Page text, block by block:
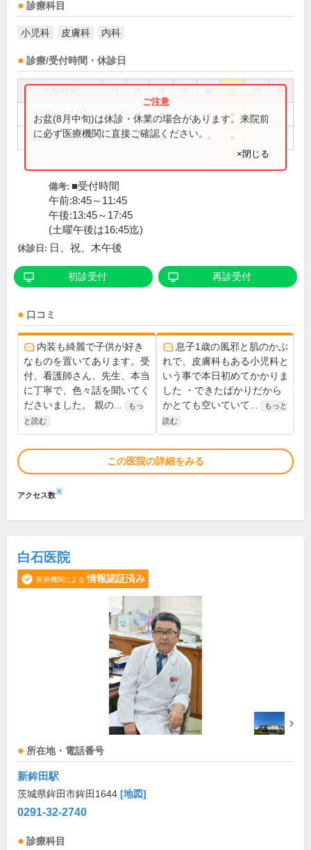
診療科目
小児科 皮膚科 内科
診療/受付時間・休診日
祝
9:00～12:00 ● ● ● ● ●
14:00～18:00 ● ● ●
お盆(8月中旬)は休診・休業の場合があります。来院前
に必ず医療機関に直接ご確認ください。
×閉じる
備考: ■受付時間
午前:8:45～11:45
午後:13:45～17:45
(土曜午後は16:45迄)
休診日: 日、祝、木午後
初診受付 再診受付
口コミ
内装も綺麗で子供が好き
なものを置いてあります。受
付、看護師さん、先生、本当
に丁寧で、色々話を聞いてく
ださいました。 親の...
もっ
と読む
息子1歳の風邪と肌のかぶ
れで、皮膚科もある小児科と
いう事で本日初めてかかりま
した ・できたばかりだから
かとても空いていて...
もっと
読む
この医院の詳細をみる
アクセス数※
白石医院
医療機関による 情報認証済み
所在地・電話番号
新鉾田駅
茨城県鉾田市鉾田1644 [地図]
0291-32-2740
診療科目